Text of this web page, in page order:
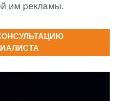
им рекламы.